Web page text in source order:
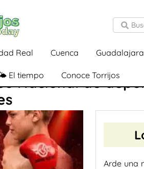
Real Cuenca Guadalajara
El tiempo Conoce Torrijos
Nacional de
Arde una